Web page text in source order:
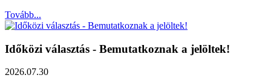
Tovább...
Időközi választás - Bemutatkoznak a jelöltek!
2026.07.30